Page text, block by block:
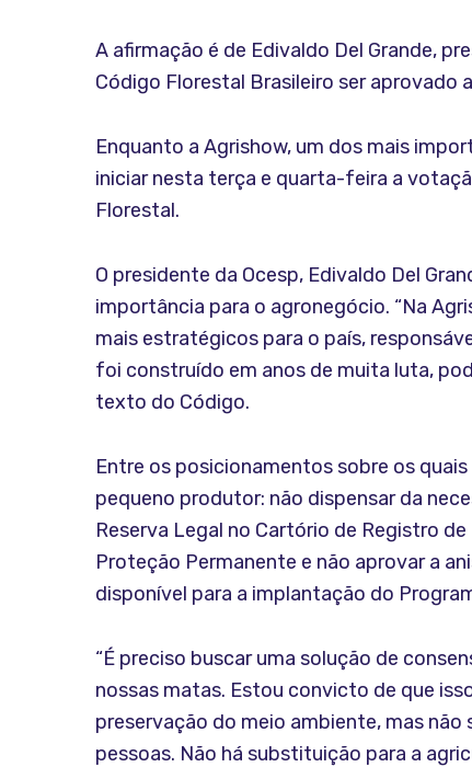
A afirmação é de Edivaldo Del Grande,
Código Florestal Brasileiro ser aprovado
Enquanto a Agrishow, um dos mais
iniciar nesta terça e quarta-feira a
Florestal.
O presidente da Ocesp, Edivaldo Del
importância para o agronegócio. “Na
mais estratégicos para o país,
foi construído em anos de muita luta,
texto do Código.
Entre os posicionamentos sobre os
pequeno produtor: não dispensar da
Reserva Legal no Cartório de Registro
Proteção Permanente e não aprovar a
disponível para a implantação do
“É preciso buscar uma solução de
nossas matas. Estou convicto de que
preservação do meio ambiente, mas
pessoas. Não há substituição para a